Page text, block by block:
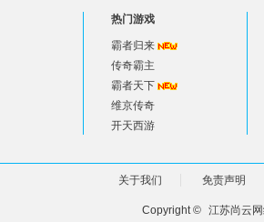
热门游戏
霸者归来
传奇霸主
霸者天下
维京传奇
开天西游
关于我们 免责声明
Copyright © 江苏尚云